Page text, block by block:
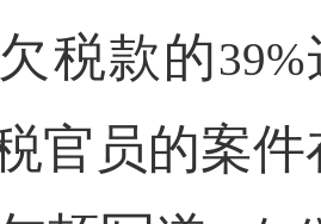
税款的39%
官员的案